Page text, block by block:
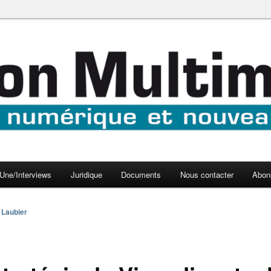
Une/Interviews Juridique Documents Nous contacter